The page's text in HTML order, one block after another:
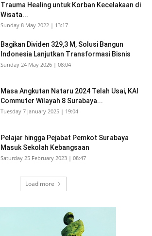
Trauma Healing untuk Korban Kecelakaan di
Wisata...
Sunday 8 May 2022 | 13:17
Bagikan Dividen 329,3 M, Solusi Bangun
Indonesia Lanjutkan Transformasi Bisnis
Sunday 24 May 2026 | 08:04
Masa Angkutan Nataru 2024 Telah Usai, KAI
Commuter Wilayah 8 Surabaya...
Tuesday 7 January 2025 | 19:04
Pelajar hingga Pejabat Pemkot Surabaya
Masuk Sekolah Kebangsaan
Saturday 25 February 2023 | 08:47
Load more